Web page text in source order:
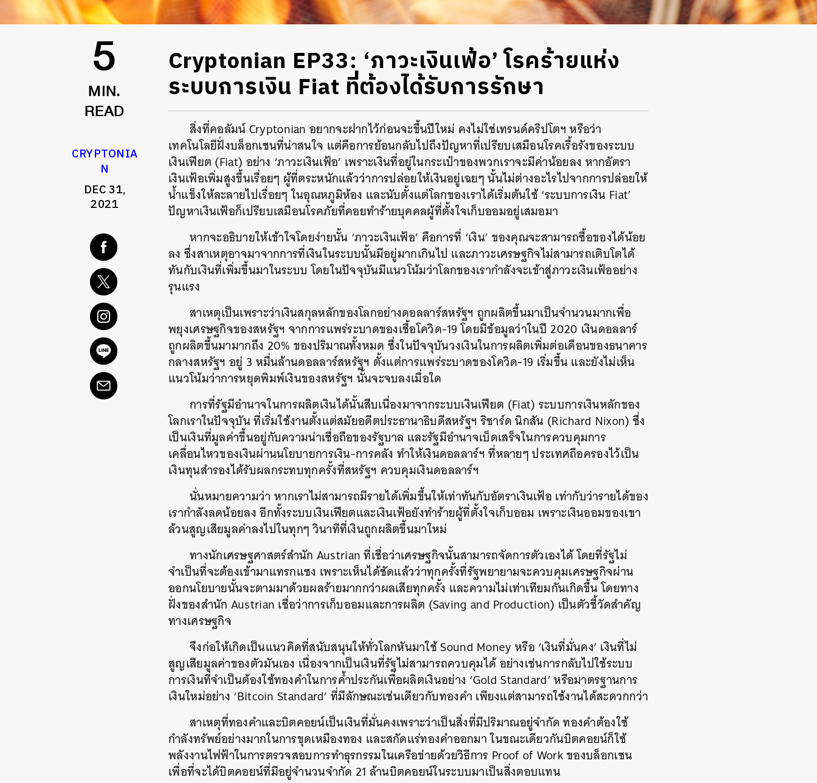
5
MIN.
READ
CRYPTONIA
N
DEC 31,
2021
Cryptonian EP33: ‘ภาวะเงินเฟ้อ’ โรคร้ายแห่ง
ระบบการเงิน Fiat ที่ต้องได้รับการรักษา
สิ่งที่คอลัมน์ Cryptonian อยากจะฝากไว้ก่อนจะขึ้นปีใหม่ คงไม่ใช่เทรนด์คริปโตฯ หรือว่า
เทคโนโลยีฝั่งบล็อกเชนที่น่าสนใจ แต่คือการย้อนกลับไปถึงปัญหาที่เปรียบเสมือนโรคเรื้อรังของระบบ
เงินเฟียต (Fiat) อย่าง ‘ภาวะเงินเฟ้อ’ เพราะเงินที่อยู่ในกระเป๋าของพวกเราจะมีค่าน้อยลง หากอัตรา
เงินเฟ้อเพิ่มสูงขึ้นเรื่อยๆ ผู้ที่ตระหนักแล้วว่าการปล่อยให้เงินอยู่เฉยๆ นั้นไม่ต่างอะไรไปจากการปล่อยให้
น้ำแข็งให้ละลายไปเรื่อยๆ ในอุณหภูมิห้อง และนับตั้งแต่โลกของเราได้เริ่มต้นใช้ ‘ระบบการเงิน Fiat’
ปัญหาเงินเฟ้อก็เปรียบเสมือนโรคภัยที่คอยทำร้ายบุคคลผู้ที่ตั้งใจเก็บออมอยู่เสมอมา
หากจะอธิบายให้เข้าใจโดยง่ายนั้น ‘ภาวะเงินเฟ้อ’ คือการที่ ‘เงิน’ ของคุณจะสามารถซื้อของได้น้อย
ลง ซึ่งสาเหตุอาจมาจากการที่เงินในระบบนั้นมีอยู่มากเกินไป และภาวะเศรษฐกิจไม่สามารถเติบโตได้
ทันกับเงินที่เพิ่มขึ้นมาในระบบ โดยในปัจจุบันมีแนวโน้มว่าโลกของเรากำลังจะเข้าสู่ภาวะเงินเฟ้ออย่าง
รุนแรง
สาเหตุเป็นเพราะว่าเงินสกุลหลักของโลกอย่างดอลลาร์สหรัฐฯ ถูกผลิตขึ้นมาเป็นจำนวนมากเพื่อ
พยุงเศรษฐกิจของสหรัฐฯ จากการแพร่ระบาดของเชื้อโควิด-19 โดยมีข้อมูลว่าในปี 2020 เงินดอลลาร์
ถูกผลิตขึ้นมามากถึง 20% ของปริมาณทั้งหมด ซึ่งในปัจจุบันวงเงินในการผลิตเพิ่มต่อเดือนของธนาคาร
กลางสหรัฐฯ อยู่ 3 หมื่นล้านดอลลาร์สหรัฐฯ ตั้งแต่การแพร่ระบาดของโควิด-19 เริ่มขึ้น และยังไม่เห็น
แนวโน้มว่าการหยุดพิมพ์เงินของสหรัฐฯ นั้นจะจบลงเมื่อใด
การที่รัฐมีอำนาจในการผลิตเงินได้นั้นสืบเนื่องมาจากระบบเงินเฟียต (Fiat) ระบบการเงินหลักของ
โลกเราในปัจจุบัน ที่เริ่มใช้งานตั้งแต่สมัยอดีตประธานาธิบดีสหรัฐฯ ริชาร์ด นิกสัน (Richard Nixon) ซึ่ง
เป็นเงินที่มูลค่าขึ้นอยู่กับความน่าเชื่อถือของรัฐบาล และรัฐมีอำนาจเบ็ดเสร็จในการควบคุมการ
เคลื่อนไหวของเงินผ่านนโยบายการเงิน-การคลัง ทำให้เงินดอลลาร์ฯ ที่หลายๆ ประเทศถือครองไว้เป็น
เงินทุนสำรองได้รับผลกระทบทุกครั้งที่สหรัฐฯ ควบคุมเงินดอลลาร์ฯ
นั่นหมายความว่า หากเราไม่สามารถมีรายได้เพิ่มขึ้นให้เท่าทันกับอัตราเงินเฟ้อ เท่ากับว่ารายได้ของ
เรากำลังลดน้อยลง อีกทั้งระบบเงินเฟียตและเงินเฟ้อยังทำร้ายผู้ที่ตั้งใจเก็บออม เพราะเงินออมของเขา
ล้วนสูญเสียมูลค่าลงไปในทุกๆ วินาทีที่เงินถูกผลิตขึ้นมาใหม่
ทางนักเศรษฐศาสตร์สำนัก Austrian ที่เชื่อว่าเศรษฐกิจนั้นสามารถจัดการตัวเองได้ โดยที่รัฐไม่
จำเป็นที่จะต้องเข้ามาแทรกแซง เพราะเห็นได้ชัดแล้วว่าทุกครั้งที่รัฐพยายามจะควบคุมเศรษฐกิจผ่าน
ออกนโยบายนั้นจะตามมาด้วยผลร้ายมากกว่าผลเสียทุกครั้ง และความไม่เท่าเทียมกันเกิดขึ้น โดยทาง
ฝั่งของสำนัก Austrian เชื่อว่าการเก็บออมและการผลิต (Saving and Production) เป็นตัวชี้วัดสำคัญ
ทางเศรษฐกิจ
จึงก่อให้เกิดเป็นแนวคิดที่สนับสนุนให้ทั่วโลกหันมาใช้ Sound Money หรือ ‘เงินที่มั่นคง’ เงินที่ไม่
สูญเสียมูลค่าของตัวมันเอง เนื่องจากเป็นเงินที่รัฐไม่สามารถควบคุมได้ อย่างเช่นการกลับไปใช้ระบบ
การเงินที่จำเป็นต้องใช้ทองคำในการค้ำประกันเพื่อผลิตเงินอย่าง ‘Gold Standard’ หรือมาตรฐานการ
เงินใหม่อย่าง ‘Bitcoin Standard’ ที่มีลักษณะเช่นเดียวกับทองคำ เพียงแต่สามารถใช้งานได้สะดวกกว่า
สาเหตุที่ทองคำและบิตคอยน์เป็นเงินที่มั่นคงเพราะว่าเป็นสิ่งที่มีปริมาณอยู่จำกัด ทองคำต้องใช้
กำลังทรัพย์อย่างมากในการขุดเหมืองทอง และสกัดแร่ทองคำออกมา ในขณะเดียวกันบิตคอยน์ก็ใช้
พลังงานไฟฟ้าในการตรวจสอบการทำธุรกรรมในเครือข่ายด้วยวิธีการ Proof of Work ของบล็อกเชน
เพื่อที่จะได้บิตคอยน์ที่มีอยู่จำนวนจำกัด 21 ล้านบิตคอยน์ในระบบมาเป็นสิ่งตอบแทน